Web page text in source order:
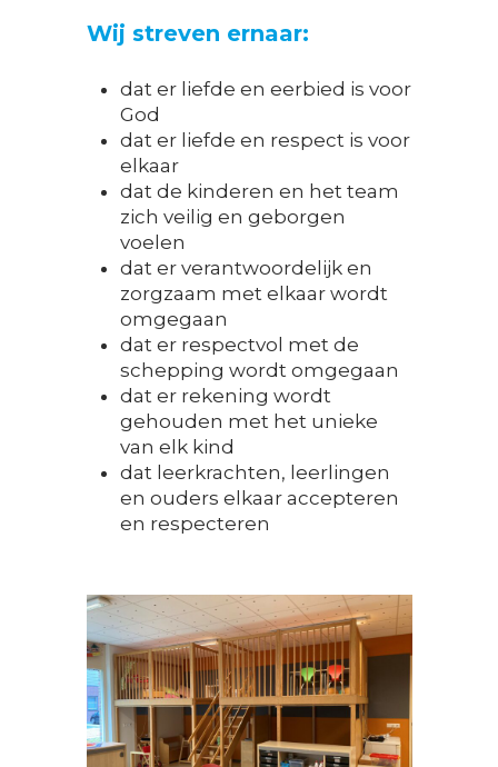
Wij streven ernaar:
dat er liefde en eerbied is voor
God
dat er liefde en respect is voor
elkaar
dat de kinderen en het team
zich veilig en geborgen
voelen
dat er verantwoordelijk en
zorgzaam met elkaar wordt
omgegaan
dat er respectvol met de
schepping wordt omgegaan
dat er rekening wordt
gehouden met het unieke
van elk kind
dat leerkrachten, leerlingen
en ouders elkaar accepteren
en respecteren